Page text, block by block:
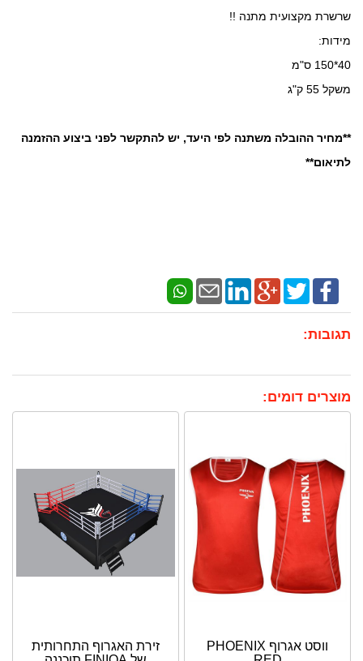
שרשרת מקצועית מתנה !!
מידות:
40*150 ס"מ
משקל 55 ק"ג
**מחיר ההובלה משתנה לפי היעד, יש להתקשר לפני ביצוע ההזמנה
לתיאום**
תגובות:
מוצרים דומים:
ווסט אגרוף PHOENIX
זירת האגרוף התחרותית